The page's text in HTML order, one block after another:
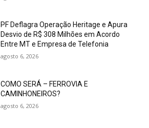
PF Deflagra Operação Heritage e Apura
Desvio de R$ 308 Milhões em Acordo
Entre MT e Empresa de Telefonia
agosto 6, 2026
COMO SERÁ – FERROVIA E
CAMINHONEIROS?
agosto 6, 2026